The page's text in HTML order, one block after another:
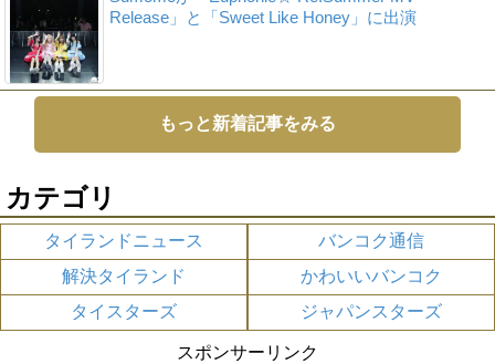
Release」と「Sweet Like Honey」に出演
もっと新着記事をみる
カテゴリ
タイランドニュース
バンコク通信
解決タイランド
かわいいバンコク
タイスターズ
ジャパンスターズ
スポンサーリンク